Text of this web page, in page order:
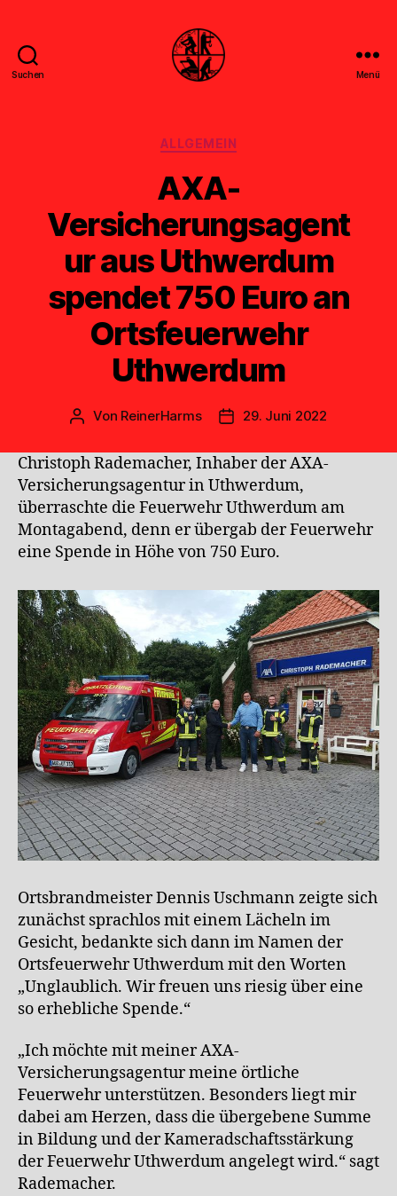
Suchen Menü
Kategorien
ALLGEMEIN
AXA-
Versicherungsagent
ur aus Uthwerdum
spendet 750 Euro an
Ortsfeuerwehr
Uthwerdum
Beitragsautor
Von ReinerHarms Veröffentlichungsdatum
29. Juni 2022
Christoph Rademacher, Inhaber der AXA-
Versicherungsagentur in Uthwerdum,
überraschte die Feuerwehr Uthwerdum am
Montagabend, denn er übergab der Feuerwehr
eine Spende in Höhe von 750 Euro.
Ortsbrandmeister Dennis Uschmann zeigte sich
zunächst sprachlos mit einem Lächeln im
Gesicht, bedankte sich dann im Namen der
Ortsfeuerwehr Uthwerdum mit den Worten
„Unglaublich. Wir freuen uns riesig über eine
so erhebliche Spende.“
„Ich möchte mit meiner AXA-
Versicherungsagentur meine örtliche
Feuerwehr unterstützen. Besonders liegt mir
dabei am Herzen, dass die übergebene Summe
in Bildung und der Kameradschaftsstärkung
der Feuerwehr Uthwerdum angelegt wird.“ sagt
Rademacher.